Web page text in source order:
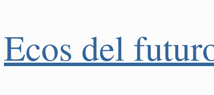
Ecos del